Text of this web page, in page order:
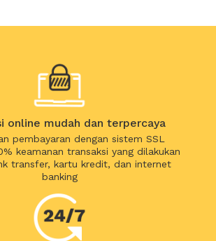
online mudah dan terpercaya
pembayaran dengan sistem SSL
keamanan transaksi yang dilakukan
transfer, kartu kredit, dan internet
banking